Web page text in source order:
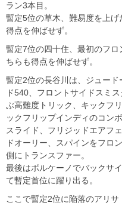
ラン3本目。
暫定5位の草木、難易度を上げ
得点を伸ばせず。
暫定7位の四十住、最初のフ
ちらも得点を伸ばせず。
暫定2位の長谷川は、ジュー
ド540、フロントサイドスミ
ぶ高難度トリック、キックフ
ックフリップインディのコン
スライド、フリジッドエアフ
ドオーリー、スパインをフロ
側にトランスファー。
最後はボルケーノでバックサ
て暫定首位に躍り出る。
ここで暫定2位に陥落のアリ